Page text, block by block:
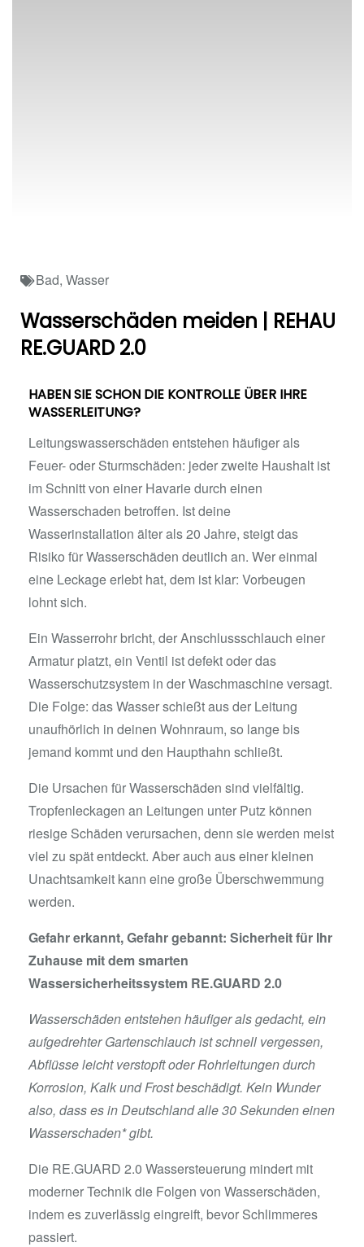
Bad, Wasser
Wasserschäden meiden | REHAU
RE.GUARD 2.0
HABEN SIE SCHON DIE KONTROLLE ÜBER IHRE
WASSERLEITUNG?
Leitungswasserschäden entstehen häufiger als
Feuer- oder Sturmschäden: jeder zweite Haushalt ist
im Schnitt von einer Havarie durch einen
Wasserschaden betroffen. Ist deine
Wasserinstallation älter als 20 Jahre, steigt das
Risiko für Wasserschäden deutlich an. Wer einmal
eine Leckage erlebt hat, dem ist klar: Vorbeugen
lohnt sich.
Ein Wasserrohr bricht, der Anschlussschlauch einer
Armatur platzt, ein Ventil ist defekt oder das
Wasserschutzsystem in der Waschmaschine versagt.
Die Folge: das Wasser schießt aus der Leitung
unaufhörlich in deinen Wohnraum, so lange bis
jemand kommt und den Haupthahn schließt.
Die Ursachen für Wasserschäden sind vielfältig.
Tropfenleckagen an Leitungen unter Putz können
riesige Schäden verursachen, denn sie werden meist
viel zu spät entdeckt. Aber auch aus einer kleinen
Unachtsamkeit kann eine große Überschwemmung
werden.
Gefahr erkannt, Gefahr gebannt: Sicherheit für Ihr
Zuhause mit dem smarten
Wassersicherheitssystem RE.GUARD 2.0
Wasserschäden entstehen häufiger als gedacht, ein
aufgedrehter Gartenschlauch ist schnell vergessen,
Abflüsse leicht verstopft oder Rohrleitungen durch
Korrosion, Kalk und Frost beschädigt. Kein Wunder
also, dass es in Deutschland alle 30 Sekunden einen
Wasserschaden* gibt.
Die RE.GUARD 2.0 Wassersteuerung mindert mit
moderner Technik die Folgen von Wasserschäden,
indem es zuverlässig eingreift, bevor Schlimmeres
passiert.